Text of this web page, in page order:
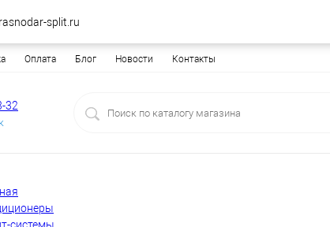
Оплата Блог Новости Контакты
32
split.ru